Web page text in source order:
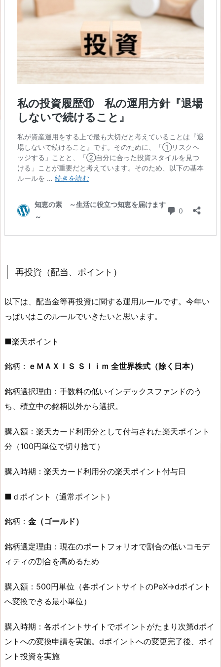
再投資（配当、ポイント）
以下は、配当金等再投資に関する運用ルールです。今年い
っぱいはこのルールでいきたいと思います。
■楽天ポイント
銘柄： ｅＭＡＸＩＳ Ｓｌｉｍ 全世界株式（除く日本）
銘柄選択理由：手数料の低いインデックスファンドのう
ち、積立中の銘柄以外から選択。
購入額：楽天カード利用分として付与された楽天ポイント
分（100円単位で切り捨て）
購入時期：楽天カード利用分の楽天ポイント付与日
■ｄポイント（通常ポイント）
銘柄： 金（ゴールド）
銘柄選定理由：現在のポートフォリオで割合の低いコモデ
ィティの割合を高めるため
購入額：500円単位（各ポイントサイトのPeX→dポイント
へ変換できる最小単位）
購入時期：各ポイントサイトでポイントがたまり次第dポイ
ントへの変換申請を実施。dポイントへの変更完了後、ポイ
ント投資を実施